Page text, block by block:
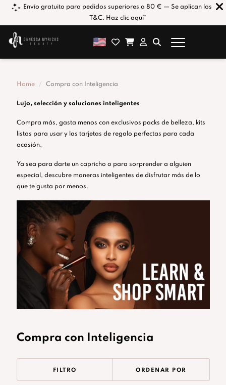
Envío gratuito para pedidos superiores a 80 € — Se aplican los
T&C. Haz clic aquí*
Home Compra con Inteligencia
Lujo, selección y soluciones inteligentes
Compra más, gasta menos con exclusivos packs de belleza, kits
listos para usar y las tarjetas de regalo perfectas para cada
ocasión.
Ya sea para darte un capricho o para sorprender a alguien
especial, descubre maneras inteligentes de disfrutar más de lo
que te gusta por menos.
Compra con Inteligencia
FILTRO ORDENAR POR